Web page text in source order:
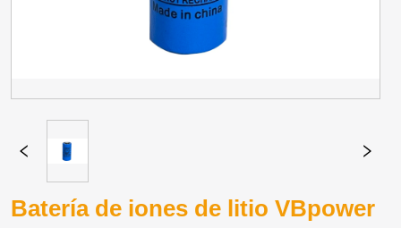
Batería de iones de litio VBpower